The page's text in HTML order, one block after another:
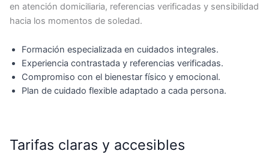
en atención domiciliaria, referencias verificadas y sensibilidad
hacia los momentos de soledad.
Formación especializada en cuidados integrales.
Experiencia contrastada y referencias verificadas.
Compromiso con el bienestar físico y emocional.
Plan de cuidado flexible adaptado a cada persona.
Tarifas claras y accesibles